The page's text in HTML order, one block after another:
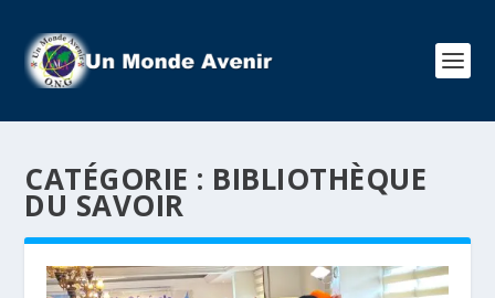
CATÉGORIE : BIBLIOTHÈQUE
DU SAVOIR